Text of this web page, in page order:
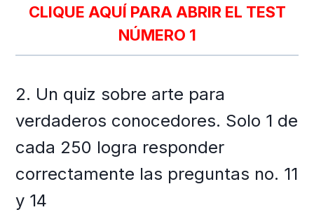
CLIQUE AQUÍ PARA ABRIR EL TEST
NÚMERO 1
2. Un quiz sobre arte para
verdaderos conocedores. Solo 1 de
cada 250 logra responder
correctamente las preguntas no. 11
y 14